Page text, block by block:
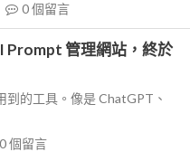
0個留言
Prompt 管理網站，終於
的工具。像是 ChatGPT、
0個留言